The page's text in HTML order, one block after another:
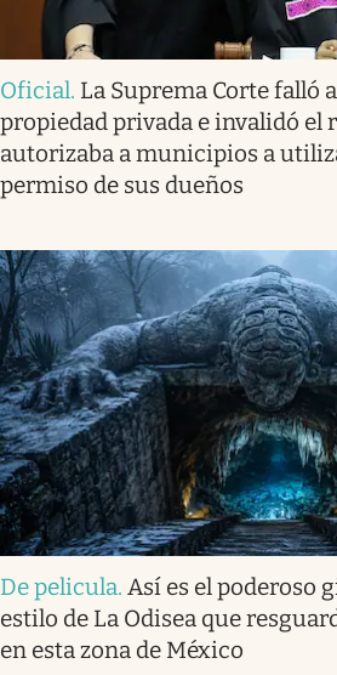
Oficial. La Suprema Corte falló
propiedad privada e invalidó el
autorizaba a municipios a
permiso de sus dueños
De pelicula. Así es el poderoso
estilo de La Odisea que
en esta zona de México